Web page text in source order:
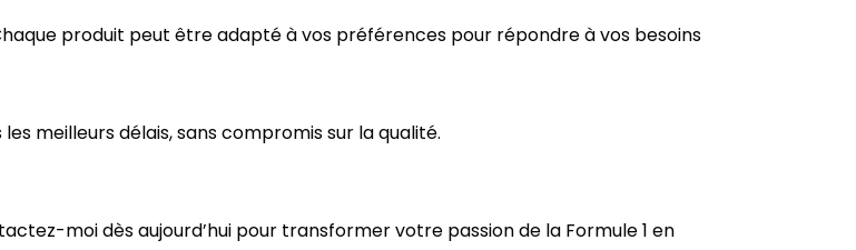
produit peut être adapté à vos préférences pour répondre à vos besoins
meilleurs délais, sans compromis sur la qualité.
moi dès aujourd’hui pour transformer votre passion de la Formule 1 en